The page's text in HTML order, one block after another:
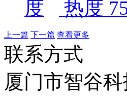
热度
上一篇 下一篇 查看更多
联系方式
厦门市智谷